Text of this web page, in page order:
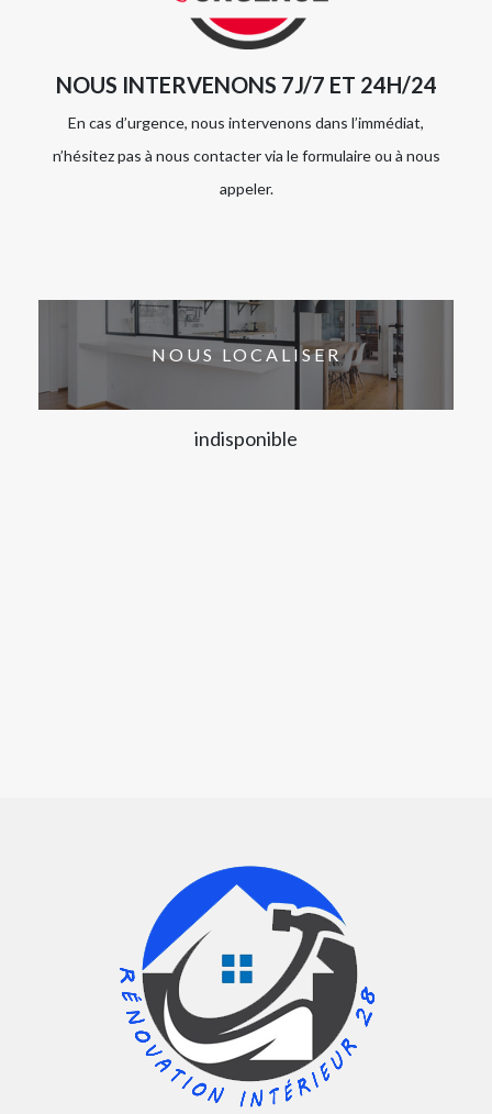
NOUS INTERVENONS 7J/7 ET 24H/24
En cas d’urgence, nous intervenons dans l’immédiat,
n’hésitez pas à nous contacter via le formulaire ou à nous
appeler.
NOUS LOCALISER
indisponible